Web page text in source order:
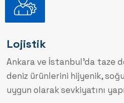
Lojistik
Ankara ve İstanbul'da taze
deniz ürünlerini hijyenik,
uygun olarak sevkiyatını